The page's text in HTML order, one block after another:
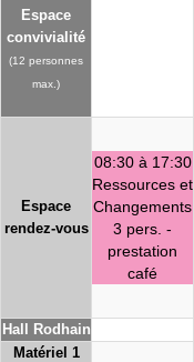
Espace
convivialité
(12 personnes
max.)
Espace
rendez-vous
08:30 à 17:30
Ressources et
Changements
3 pers. -
prestation
café
Hall Rodhain
Matériel 1